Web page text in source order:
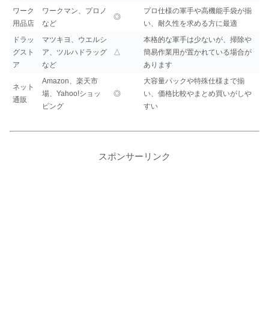
ワーク
用品店
ワークマン、プロノ
など
◎
プロ仕様の軍手や高機能手袋が揃
い、耐久性を求める方に最適
ドラッ
グスト
ア
マツキヨ、ウエルシ
ア、ツルハドラッグ
など
△
本格的な軍手は少ないが、掃除や
簡易作業用が置かれている場合が
あります
ネット
通販
Amazon、楽天市
場、Yahoo!ショッ
ピング
◎
大容量パックや特殊仕様まで揃
い、価格比較やまとめ買いがしや
すい
スポンサーリンク